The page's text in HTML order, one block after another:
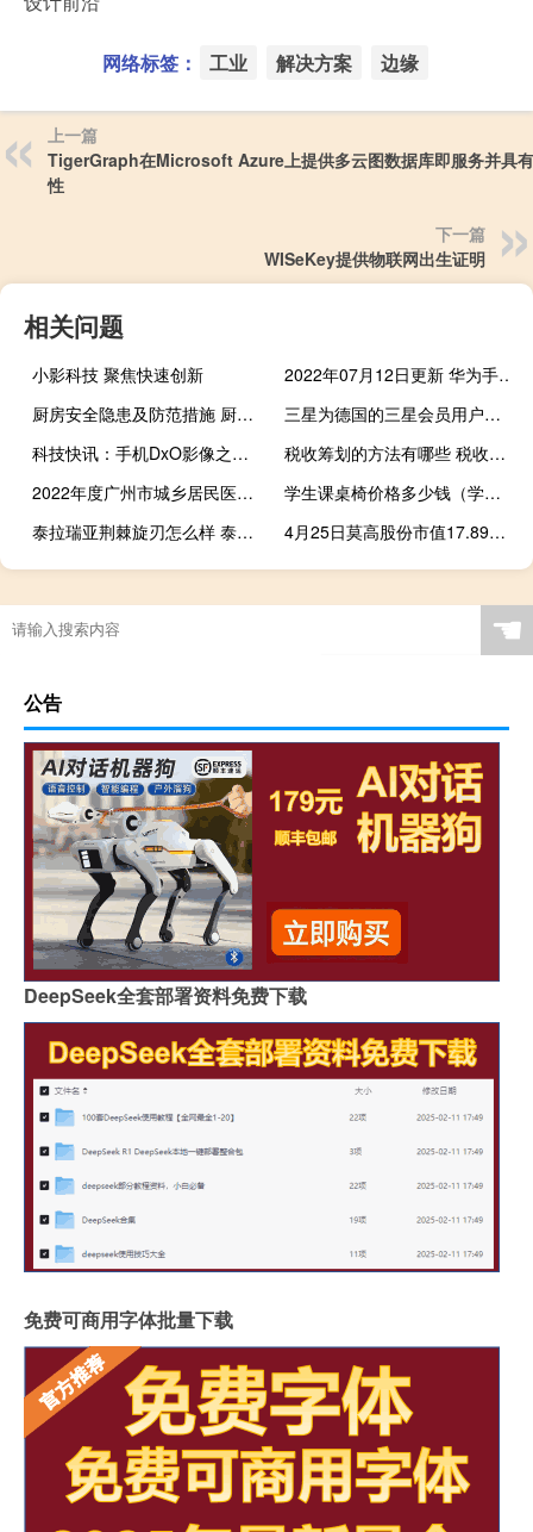
网络标签： 工业 解决方案 边缘
上一篇
TigerGraph在Microsoft Azure上提供多云图数据库即服务并具
性
下一篇
WISeKey提供物联网出生证明
相关问题
小影科技 聚焦快速创新
2022年07月12日更新 华为手机4G变5G：只需799元
厨房安全隐患及防范措施 厨房安全隐患及防范措施是什么
三星为德国的三星会员用户提供免费布料
科技快讯：手机DxO影像之王小米11 Ultra相机固件升级到DxO版本
税收筹划的方法有哪些 税收筹划的方法是什么
2022年度广州市城乡居民医保参保缴费工作已于近期正式启动
学生课桌椅价格多少钱（学生课桌椅子价格谁可以告诉我）
泰拉瑞亚荆棘旋刃怎么样 泰拉瑞亚荆棘旋刃图鉴介绍
4月25日莫高股份市值17.89亿 换手率达2.57%
☚
公告
DeepSeek全套部署资料免费下载
免费可商用字体批量下载